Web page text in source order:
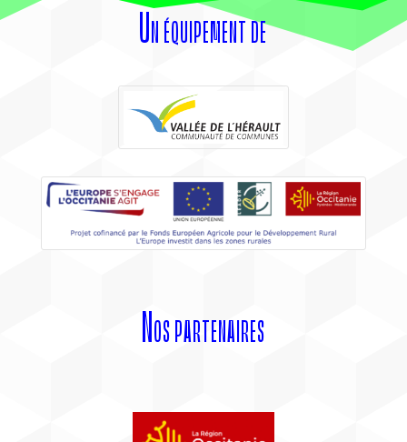
Un équipement de
Nos partenaires